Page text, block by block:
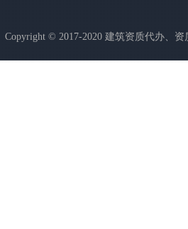
Copyright © 2017-2020 建筑资质代办、